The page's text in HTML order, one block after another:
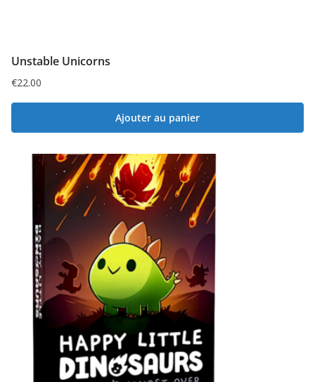
Unstable Unicorns
€22.00
Ajouter au panier